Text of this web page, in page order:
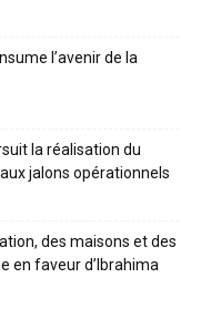
l’avenir de la
la réalisation du
jalons opérationnels
des maisons et des
en faveur d’Ibrahima